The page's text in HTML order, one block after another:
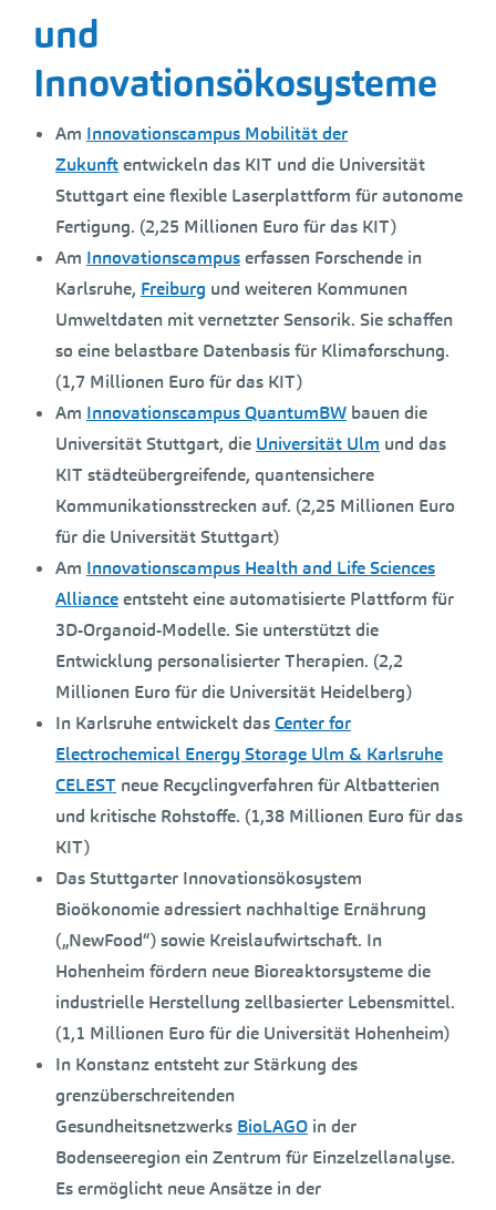
und
Innovationsökosysteme
Am Innovationscampus Mobilität der
Zukunftentwickeln das KIT und die Universität
Stuttgart eine flexible Laserplattform für autonome
Fertigung. (2,25 Millionen Euro für das KIT)
Am Innovationscampuserfassen Forschende in
Karlsruhe, Freiburg und weiteren Kommunen
Umweltdaten mit vernetzter Sensorik. Sie schaffen
so eine belastbare Datenbasis für Klimaforschung.
(1,7 Millionen Euro für das KIT)
Am Innovationscampus QuantumBW bauen die
Universität Stuttgart, die Universität Ulm und das
KIT städteübergreifende, quantensichere
Kommunikationsstrecken auf. (2,25 Millionen Euro
für die Universität Stuttgart)
Am Innovationscampus Health and Life Sciences
Allianceentsteht eine automatisierte Plattform für
3D-Organoid-Modelle. Sie unterstützt die
Entwicklung personalisierter Therapien. (2,2
Millionen Euro für die Universität Heidelberg)
In Karlsruhe entwickelt dasCenter for
Electrochemical Energy Storage Ulm & Karlsruhe
CELEST neue Recyclingverfahren für Altbatterien
und kritische Rohstoffe. (1,38 Millionen Euro für das
KIT)
Das Stuttgarter Innovationsökosystem
Bioökonomieadressiert nachhaltige Ernährung
(„NewFood“) sowie Kreislaufwirtschaft. In
Hohenheim fördern neue Bioreaktorsysteme die
industrielle Herstellung zellbasierter Lebensmittel.
(1,1 Millionen Euro für die Universität Hohenheim)
In Konstanz entsteht zur Stärkung des
grenzüberschreitenden
Gesundheitsnetzwerks BioLAGO in der
Bodenseeregion ein Zentrum für Einzelzellanalyse.
Es ermöglicht neue Ansätze in der